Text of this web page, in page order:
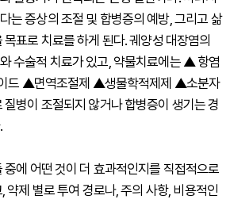
는 증상의 조절 및 합병증의 예방, 그리고 삶
표로 치료를 하게 된다. 궤양성 대장염의
수술적 치료가 있고, 약물치료에는 ▲ 항염
드 ▲면역조절제 ▲생물학적제제 ▲소분자
병이 조절되지 않거나 합병증이 생기는 경
중에 어떤 것이 더 효과적인지를 직접적으로
약제 별로 투여 경로나, 주의 사항, 비용적인